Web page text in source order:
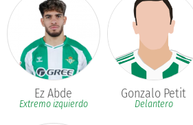
Ez Abde
Extremo izquierdo
Gonzalo Petit
Delantero